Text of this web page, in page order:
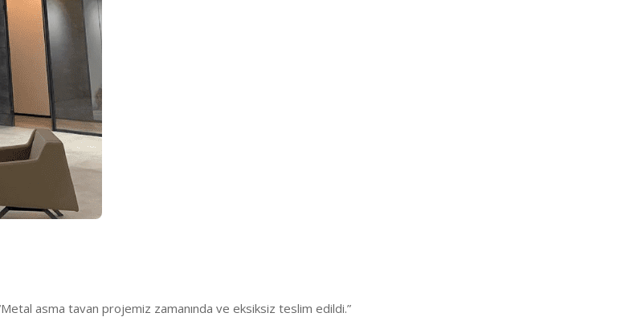
asma tavan projemiz zamanında ve eksiksiz teslim edildi.”